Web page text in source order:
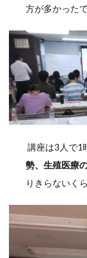
方が多かった
講座は3人で1
勢、生殖医療
りきらないく